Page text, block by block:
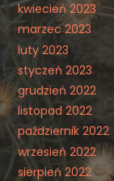
kwiecień 2023
marzec 2023
luty 2023
styczeń 2023
grudzień 2022
listopad 2022
październik 2022
wrzesień 2022
sierpień 2022